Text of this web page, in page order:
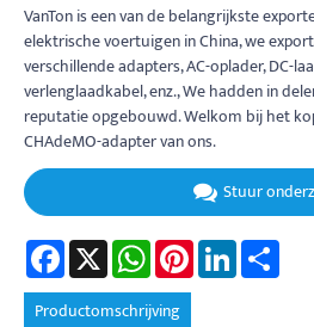
VanTon is een van de belangrijkste
elektrische voertuigen in China, we
verschillende adapters, AC-oplader, DC-
verlenglaadkabel, enz., We hadden in
reputatie opgebouwd. Welkom bij het
CHAdeMO-adapter van ons.
Stuur
Facebook
X WhatsAppPinterestLinkedIn
Productomschrijving